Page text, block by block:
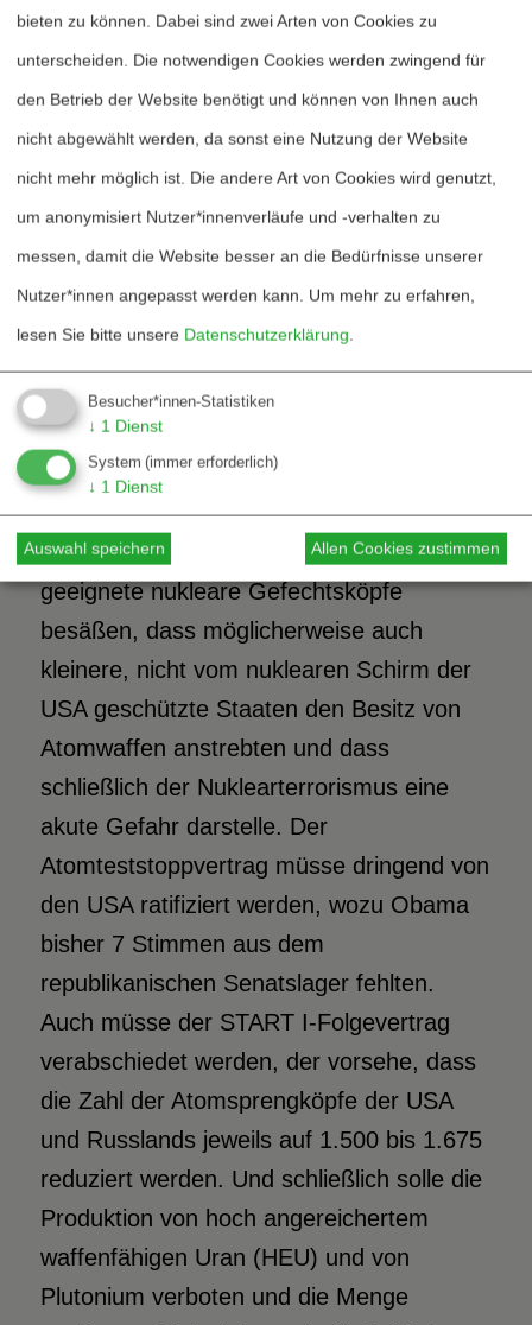
angesichts der Tatsache, dass weltweit
mehr als 20.000 Nuklearwaffen existierten,
von denen 480 in Europa stationiert
seien, dass die USA und Russland etwa
1.000 einsatzbereite und zum Ersteinsatz
geeignete nukleare Gefechtsköpfe
besäßen, dass möglicherweise auch
kleinere, nicht vom nuklearen Schirm der
USA geschützte Staaten den Besitz von
Atomwaffen anstrebten und dass
schließlich der Nuklearterrorismus eine
akute Gefahr darstelle. Der
Atomteststoppvertrag müsse dringend von
den USA ratifiziert werden, wozu Obama
bisher 7 Stimmen aus dem
republikanischen Senatslager fehlten.
Auch müsse der START I-Folgevertrag
verabschiedet werden, der vorsehe, dass
die Zahl der Atomsprengköpfe der USA
und Russlands jeweils auf 1.500 bis 1.675
reduziert werden. Und schließlich solle die
Produktion von hoch angereichertem
waffenfähigen Uran (HEU) und von
Plutonium verboten und die Menge
bieten zu können. Dabei sind zwei Arten von Cookies zu
unterscheiden. Die notwendigen Cookies werden zwingend für
den Betrieb der Website benötigt und können von Ihnen auch
nicht abgewählt werden, da sonst eine Nutzung der Website
nicht mehr möglich ist. Die andere Art von Cookies wird genutzt,
um anonymisiert Nutzer*innenverläufe und -verhalten zu
messen, damit die Website besser an die Bedürfnisse unserer
Nutzer*innen angepasst werden kann. Um mehr zu erfahren,
lesen Sie bitte unsere Datenschutzerklärung.
Besucher*innen-Statistiken
↓ 1 Dienst
System (immer erforderlich)
↓ 1 Dienst
Auswahl speichern Allen Cookies zustimmen